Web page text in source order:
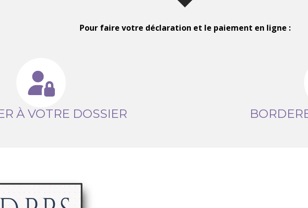
Pour faire votre déclaration et le paiement en ligne :
À VOTRE DOSSIER